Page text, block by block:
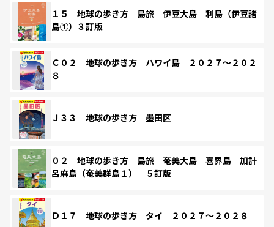
１５ 地球の歩き方 島旅 伊豆大島 利島（伊豆諸
島①）３訂版
Ｃ０２ 地球の歩き方 ハワイ島 ２０２７～２０２
８
Ｊ３３ 地球の歩き方 墨田区
０２ 地球の歩き方 島旅 奄美大島 喜界島 加計
呂麻島（奄美群島１） ５訂版
Ｄ１７ 地球の歩き方 タイ ２０２７～２０２８